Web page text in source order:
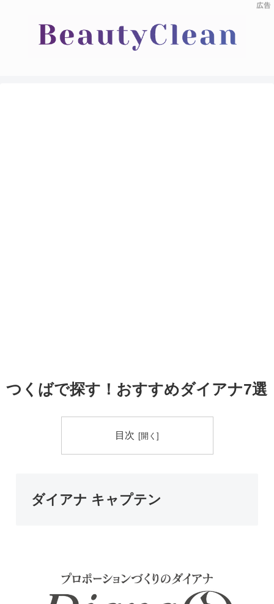
つくばで探す！おすすめダイアナ7選
目次
ダイアナ キャプテン